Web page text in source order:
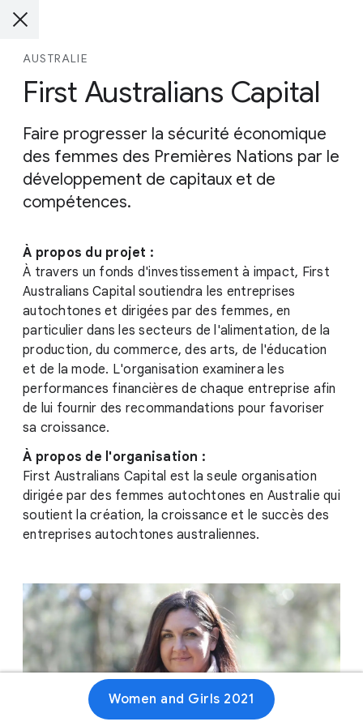
AUSTRALIE
First Australians Capital
Faire progresser la sécurité économique
des femmes des Premières Nations par le
développement de capitaux et de
compétences.
À propos du projet :
À travers un fonds d'investissement à impact, First
Australians Capital soutiendra les entreprises
autochtones et dirigées par des femmes, en
particulier dans les secteurs de l'alimentation, de la
production, du commerce, des arts, de l'éducation
et de la mode. L'organisation examinera les
performances financières de chaque entreprise afin
de lui fournir des recommandations pour favoriser
sa croissance.
À propos de l'organisation :
First Australians Capital est la seule organisation
dirigée par des femmes autochtones en Australie qui
soutient la création, la croissance et le succès des
entreprises autochtones australiennes.
Women and Girls 2021